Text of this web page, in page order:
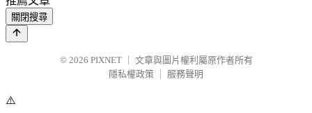
關閉搜尋
© 2026 PIXNET
文章與圖片權利屬原作者所有
隱私權政策
服務聲明
⚠️